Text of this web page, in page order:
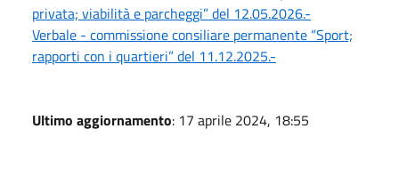
privata; viabilità e parcheggi” del 12.05.2026.-
Verbale - commissione consiliare permanente “Sport;
rapporti con i quartieri” del 11.12.2025.-
Ultimo aggiornamento: 17 aprile 2024, 18:55